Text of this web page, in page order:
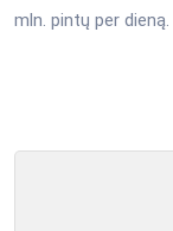
mln. pintų per dieną.